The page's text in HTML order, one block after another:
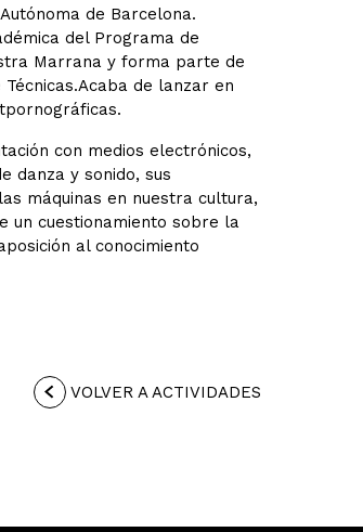
de Barcelona.
del Programa de
Marrana y forma parte de
de lanzar en
con medios electrónicos,
danza y sonido, sus
máquinas en nuestra cultura,
un cuestionamiento sobre la
al conocimiento
VOLVER A ACTIVIDADES